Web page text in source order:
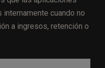
cuando no
a ingresos, retención o